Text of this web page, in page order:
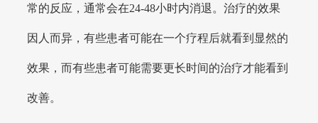
常的反应，通常会在24-48小时内消退。治疗的效果
因人而异，有些患者可能在一个疗程后就看到显然的
效果，而有些患者可能需要更长时间的治疗才能看到
改善。